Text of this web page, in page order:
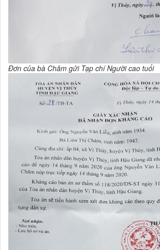
Đơn của bà Chăm gửi Tạp chí Người cao tuổi